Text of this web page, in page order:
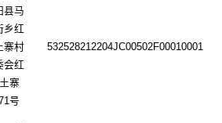
县马
乡红
寨村
会红
土寨
号
532528212204JC00502F00010001